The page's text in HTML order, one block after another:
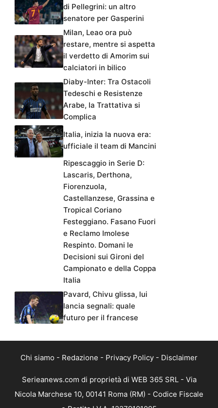
di Pellegrini: un altro
senatore per Gasperini
Milan, Leao ora può
restare, mentre si aspetta
il verdetto di Amorim sui
calciatori in bilico
Diaby-Inter: Tra Ostacoli
Tedeschi e Resistenze
Arabe, la Trattativa si
Complica
Italia, inizia la nuova era:
ufficiale il team di Mancini
Ripescaggio in Serie D:
Lascaris, Derthona,
Fiorenzuola,
Castellanzese, Grassina e
Tropical Coriano
Festeggiano. Fasano Fuori
e Reclamo Imolese
Respinto. Domani le
Decisioni sui Gironi del
Campionato e della Coppa
Italia
Pavard, Chivu glissa, lui
lancia segnali: quale
futuro per il francese
Chi siamo - Redazione - Privacy Policy - Disclaimer
Serieanews.com di proprietà di WEB 365 SRL - Via
Nicola Marchese 10, 00141 Roma (RM) - Codice Fiscale